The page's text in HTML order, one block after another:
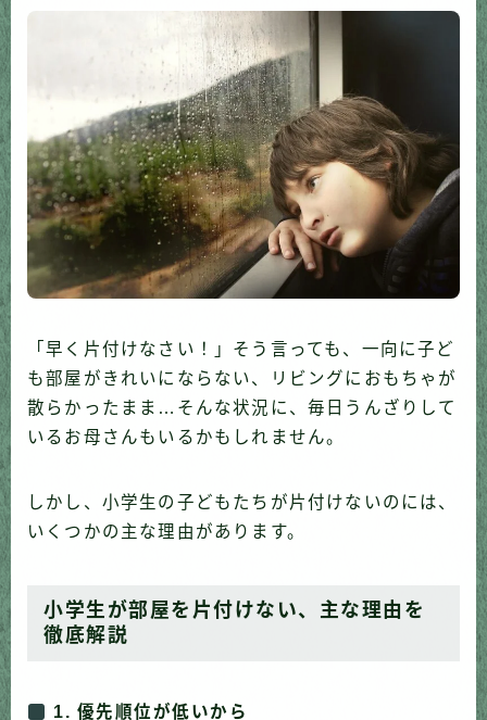
「早く片付けなさい！」そう言っても、一向に子ど
も部屋がきれいにならない、リビングにおもちゃが
散らかったまま…そんな状況に、毎日うんざりして
いるお母さんもいるかもしれません。
しかし、小学生の子どもたちが片付けないのには、
いくつかの主な理由があります。
小学生が部屋を片付けない、主な理由を
徹底解説
1. 優先順位が低いから